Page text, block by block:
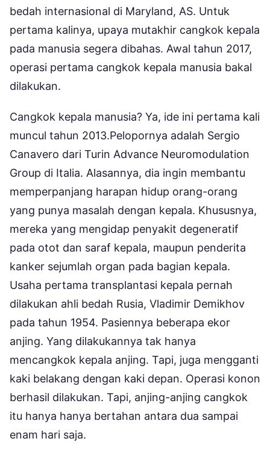
bedah internasional di Maryland, AS. Untuk
pertama kalinya, upaya mutakhir cangkok kepala
pada manusia segera dibahas. Awal tahun 2017,
operasi pertama cangkok kepala manusia bakal
dilakukan.
Cangkok kepala manusia? Ya, ide ini pertama kali
muncul tahun 2013.Pelopornya adalah Sergio
Canavero dari Turin Advance Neuromodulation
Group di Italia. Alasannya, dia ingin membantu
memperpanjang harapan hidup orang-orang
yang punya masalah dengan kepala. Khususnya,
mereka yang mengidap penyakit degeneratif
pada otot dan saraf kepala, maupun penderita
kanker sejumlah organ pada bagian kepala.
Usaha pertama transplantasi kepala pernah
dilakukan ahli bedah Rusia, Vladimir Demikhov
pada tahun 1954. Pasiennya beberapa ekor
anjing. Yang dilakukannya tak hanya
mencangkok kepala anjing. Tapi, juga mengganti
kaki belakang dengan kaki depan. Operasi konon
berhasil dilakukan. Tapi, anjing-anjing cangkok
itu hanya hanya bertahan antara dua sampai
enam hari saja.